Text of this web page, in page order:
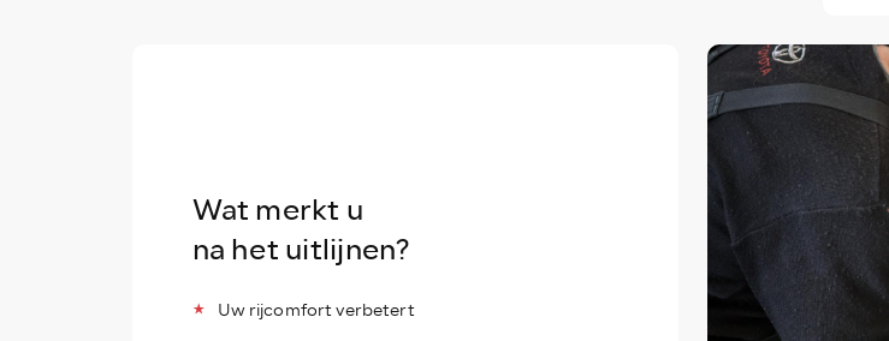
Wat merkt u
na het uitlijnen?
Uw rijcomfort verbetert